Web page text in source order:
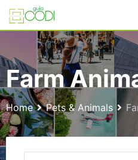
Skip
Farm
Home Pets & Animals